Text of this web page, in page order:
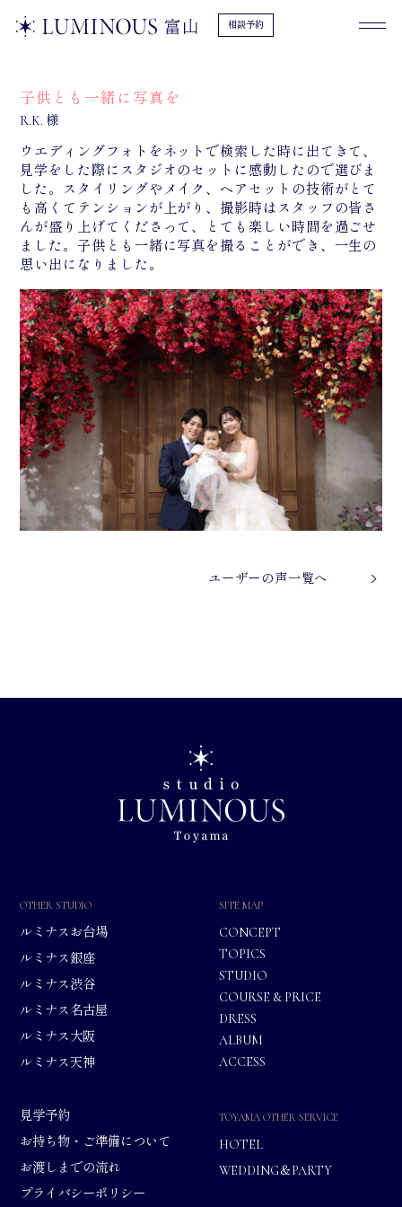
相談予約
子供とも一緒に写真を
R.K. 様
ウエディングフォトをネットで検索した時に出てきて、
見学をした際にスタジオのセットに感動したので選びま
した。スタイリングやメイク、ヘアセットの技術がとて
も高くてテンションが上がり、撮影時はスタッフの皆さ
んが盛り上げてくださって、とても楽しい時間を過ごせ
ました。子供とも一緒に写真を撮ることができ、一生の
思い出になりました。
ユーザーの声一覧へ
OTHER STUDIO
ルミナスお台場
ルミナス銀座
ルミナス渋谷
ルミナス名古屋
ルミナス大阪
ルミナス天神
SITE MAP
CONCEPT
TOPICS
STUDIO
COURSE & PRICE
DRESS
ALBUM
ACCESS
見学予約
お持ち物・ご準備について
お渡しまでの流れ
プライバシーポリシー
TOYAMA OTHER SERVICE
HOTEL
WEDDING＆PARTY